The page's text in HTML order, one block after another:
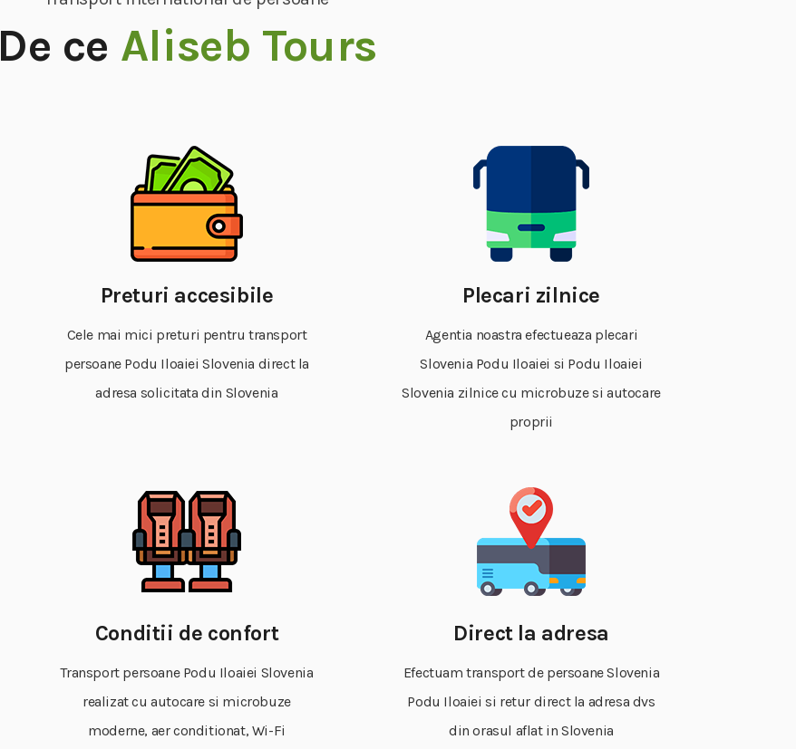
De ce Aliseb Tours
Preturi accesibile
Cele mai mici preturi pentru transport
persoane Podu Iloaiei Slovenia direct la
adresa solicitata din Slovenia
Plecari zilnice
Agentia noastra efectueaza plecari
Slovenia Podu Iloaiei si Podu Iloaiei
Slovenia zilnice cu microbuze si autocare
proprii
Conditii de confort
Transport persoane Podu Iloaiei Slovenia
realizat cu autocare si microbuze
moderne, aer conditionat, Wi-Fi
Direct la adresa
Efectuam transport de persoane Slovenia
Podu Iloaiei si retur direct la adresa dvs
din orasul aflat in Slovenia